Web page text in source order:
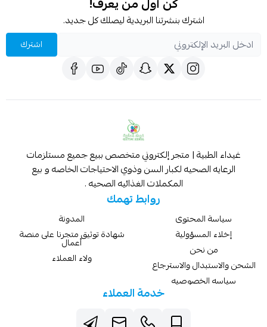
اشترك بنشرتنا البريدية ليصلك كل جديد.
اشترك
غيداء الطبية | متجر إلكتروني متخصص ببيع جميع مستلزمات
الرعايه الصحيه لكبار السن وذوي الاحتياجات الخاصه و بيع
المكملات الغذائيه الصحيه .
روابط تهمك
سياسة المحتوى
إخلاء المسؤولية
من نحن
الشحن والاستبدال والاسترجاع
سياسه الخصوصيه
المدونة
شهادة توثيق متجرنا على منصة
أعمال
ولاء العملاء
خدمة العملاء